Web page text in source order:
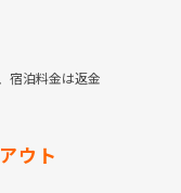
宿泊料金は返金
ウト